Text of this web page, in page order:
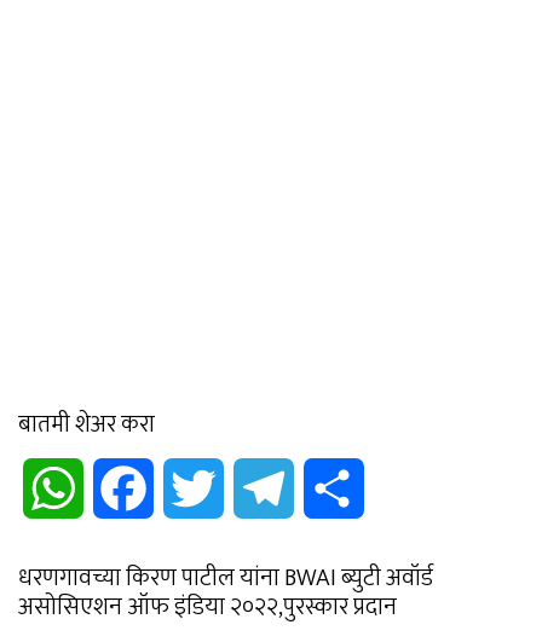
बातमी शेअर करा
WhatsApp Facebook Twitter Telegram
धरणगावच्या किरण पाटील यांना BWAI ब्युटी अवॉर्ड
असोसिएशन ऑफ इंडिया २०२२,पुरस्कार प्रदान